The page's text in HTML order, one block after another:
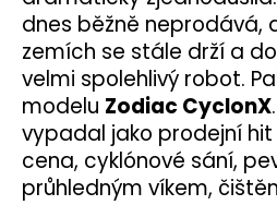
dnes běžně neprodává,
zemích se stále drží a
velmi spolehlivý robot.
modelu Zodiac CyclonX
vypadal jako prodejní
cena, cyklónové sání,
průhledným víkem,